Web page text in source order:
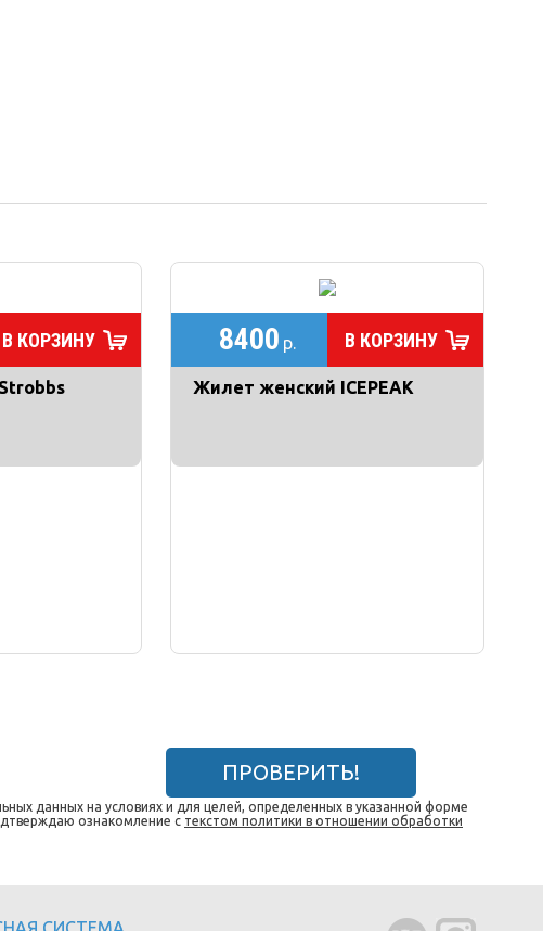
В КОРЗИНУ 8400 р. В КОРЗИНУ
Жилет женский ICEPEAK
ПРОВЕРИТЬ!
данных на условиях и для целей, определенных в указанной форме
ознакомление с текстом политики в отношении обработки